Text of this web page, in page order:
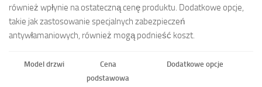
również wpłynie na ostateczną cenę produktu. Dodatkowe opcje,
takie jak zastosowanie specjalnych zabezpieczeń
antywłamaniowych, również mogą podnieść koszt.
Model drzwi
Cena
podstawowa
Dodatkowe opcje